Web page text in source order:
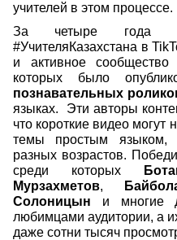
учителей в этом процессе.
За четыре года
#УчителяКазахстана в
и активное сообщество
которых было
познавательных
языках.
Эти авторы
что короткие видео могут
темы простым языком,
разных возрастов.
среди которых
Мурзахметов,
Солоницын и многие
любимцами аудитории, а
даже сотни тысяч